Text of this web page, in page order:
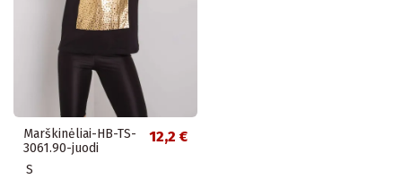
Marškinėliai-HB-TS-
3061.90-juodi
12,2 €
S